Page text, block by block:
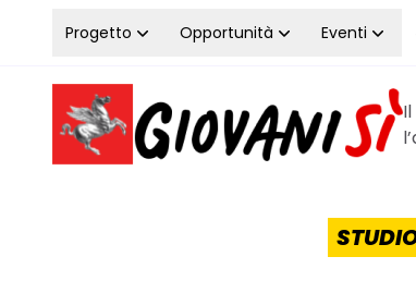
Vai al contenuto
Progetto Opportunità Eventi
Homepage Giovanisì - Progetto della